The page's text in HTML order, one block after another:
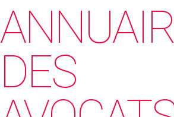
DES